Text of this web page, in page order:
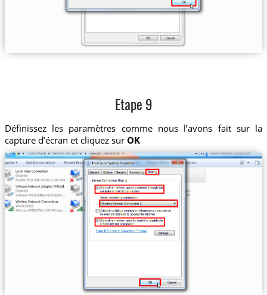
Etape 9
Définissez les paramètres comme nous l’avons fait sur la
capture d’écran et cliquez sur OK